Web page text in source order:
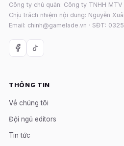
Công ty chủ quản: Công ty TNHH
Chịu trách nhiệm nội dung: Nguyễn
Email: chinh@gamelade.vn · SĐT:
THÔNG TIN
Về chúng tôi
Đội ngũ editors
Tin tức